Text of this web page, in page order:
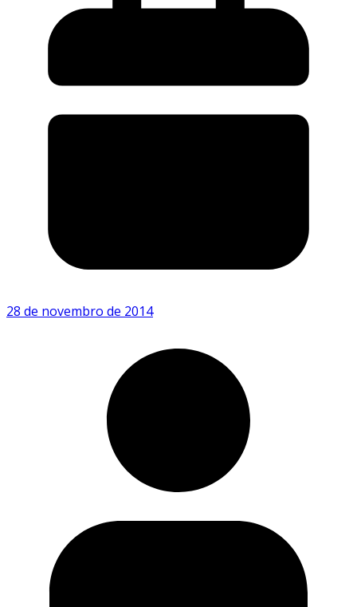
28 de novembro de 2014